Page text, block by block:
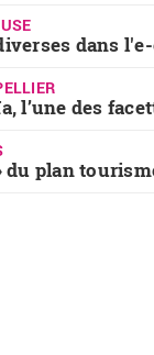
dans
l’une des
du plan